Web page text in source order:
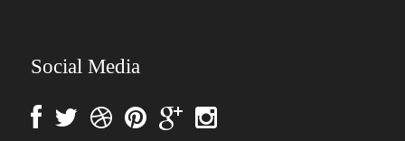
Social Media